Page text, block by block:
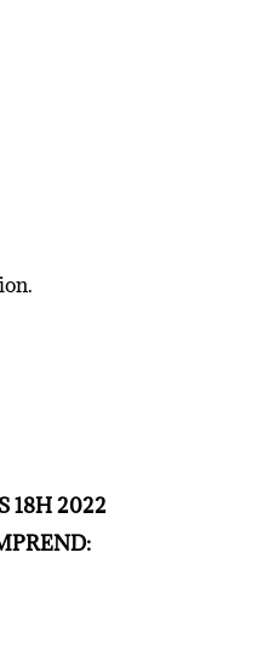
18H 2022